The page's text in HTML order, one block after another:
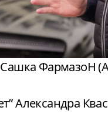
Сашка ФармазоН